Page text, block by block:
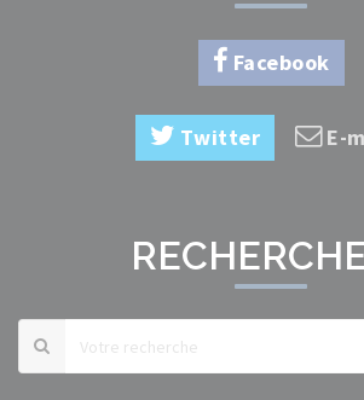
Facebook
Twitter E-